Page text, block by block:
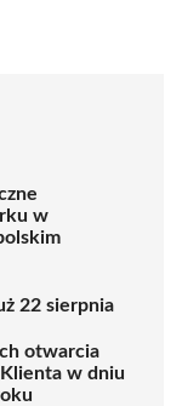
w
22 sierpnia
otwarcia
w dniu